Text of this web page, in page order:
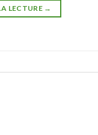
LECTURE →